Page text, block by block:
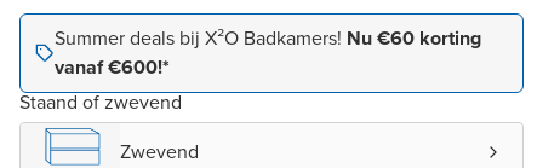
Summer deals bij X²O Badkamers! Nu €60 korting
vanaf €600!*
Staand of zwevend
Zwevend